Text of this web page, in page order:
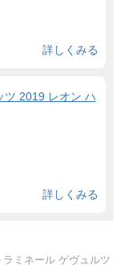
詳しくみる
ツ 2019 レオン ハ
詳しくみる
ミネール ゲヴュルツ